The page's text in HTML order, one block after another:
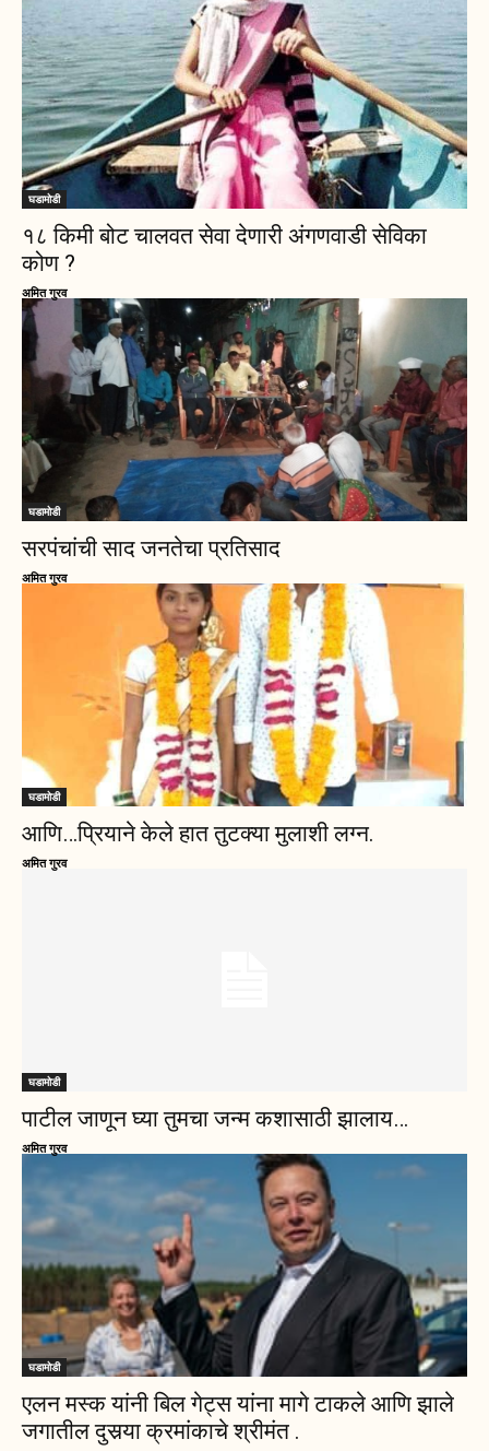
घडामोडी
१८ किमी बोट चालवत सेवा देणारी अंगणवाडी सेविका
कोण ?
अमित गुरव
घडामोडी
सरपंचांची साद जनतेचा प्रतिसाद
अमित गुरव
घडामोडी
आणि…प्रियाने केले हात तुटक्या मुलाशी लग्न.
अमित गुरव
घडामोडी
पाटील जाणून घ्या तुमचा जन्म कशासाठी झालाय…
अमित गुरव
घडामोडी
एलन मस्क यांनी बिल गेट्स यांना मागे टाकले आणि झाले
जगातील दुसर्‍या क्रमांकाचे श्रीमंत .